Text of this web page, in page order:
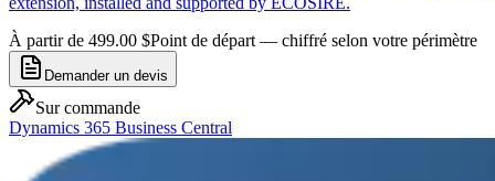
À partir de 499.00 $Point de départ — chiffré selon votre périmètre
Demander un devis
Sur commande
Dynamics 365 Business Central